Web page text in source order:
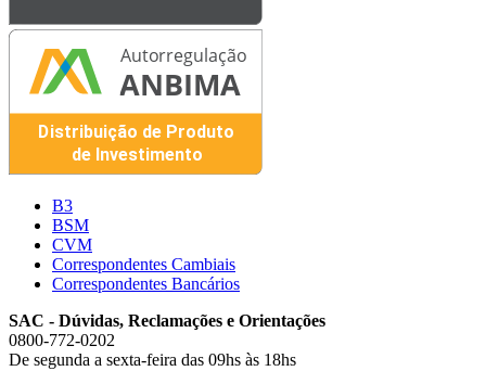
B3
BSM
CVM
Correspondentes Cambiais
Correspondentes Bancários
SAC - Dúvidas, Reclamações e Orientações
0800-772-0202
De segunda a sexta-feira das 09hs às 18hs